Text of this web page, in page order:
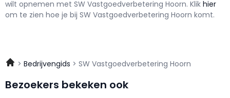
wilt opnemen met SW Vastgoedverbetering Hoorn. Klik hier
om te zien hoe je bij SW Vastgoedverbetering Hoorn komt.
Bedrijvengids SW Vastgoedverbetering Hoorn
Bezoekers bekeken ook